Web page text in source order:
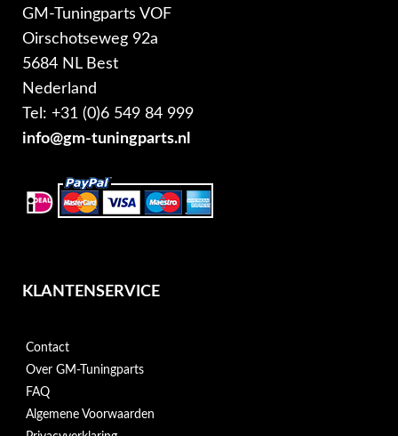
GM-Tuningparts VOF
Oirschotseweg 92a
5684 NL Best
Nederland
Tel: +31 (0)6 549 84 999
info@gm-tuningparts.nl
KLANTENSERVICE
Contact
Over GM-Tuningparts
FAQ
Algemene Voorwaarden